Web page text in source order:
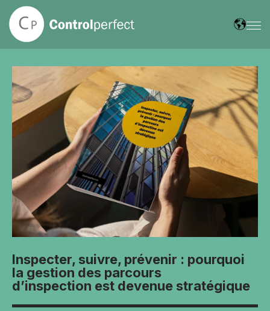
Inspecter, suivre, prévenir : pourquoi
la gestion des parcours
d’inspection est devenue stratégique